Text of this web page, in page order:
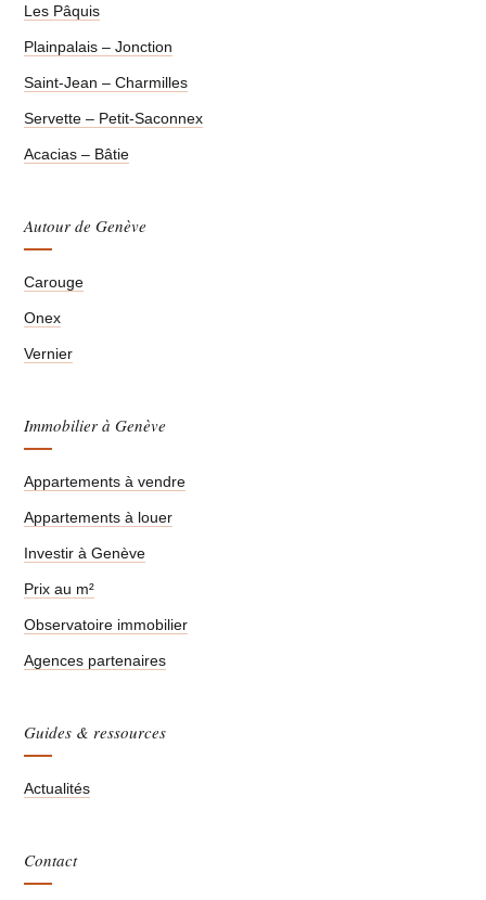
Les Pâquis
Plainpalais – Jonction
Saint-Jean – Charmilles
Servette – Petit-Saconnex
Acacias – Bâtie
Autour de Genève
Carouge
Onex
Vernier
Immobilier à Genève
Appartements à vendre
Appartements à louer
Investir à Genève
Prix au m²
Observatoire immobilier
Agences partenaires
Guides & ressources
Actualités
Contact